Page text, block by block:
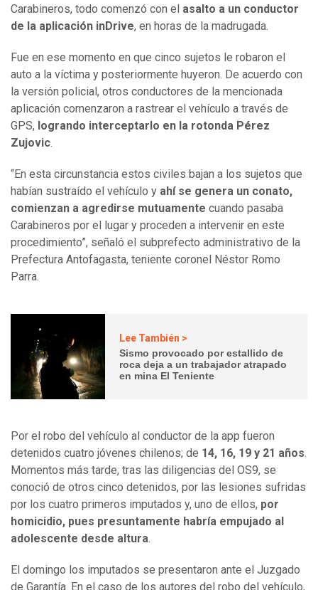
Carabineros, todo comenzó con el asalto a un conductor
de la aplicación inDrive, en horas de la madrugada.
Fue en ese momento en que cinco sujetos le robaron el
auto a la víctima y posteriormente huyeron. De acuerdo con
la versión policial, otros conductores de la mencionada
aplicación comenzaron a rastrear el vehículo a través de
GPS, logrando interceptarlo en la rotonda Pérez
Zujovic.
“En esta circunstancia estos civiles bajan a los sujetos que
habían sustraído el vehículo y ahí se genera un conato,
comienzan a agredirse mutuamente cuando pasaba
Carabineros por el lugar y proceden a intervenir en este
procedimiento”, señaló el subprefecto administrativo de la
Prefectura Antofagasta, teniente coronel Néstor Romo
Parra.
Lee También >
Sismo provocado por estallido de
roca deja a un trabajador atrapado
en mina El Teniente
Por el robo del vehículo al conductor de la app fueron
detenidos cuatro jóvenes chilenos; de 14, 16, 19 y 21 años.
Momentos más tarde, tras las diligencias del OS9, se
conoció de otros cinco detenidos, por las lesiones sufridas
por los cuatro primeros imputados y, uno de ellos, por
homicidio, pues presuntamente habría empujado al
adolescente desde altura.
El domingo los imputados se presentaron ante el Juzgado
de Garantía. En el caso de los autores del robo del vehículo,